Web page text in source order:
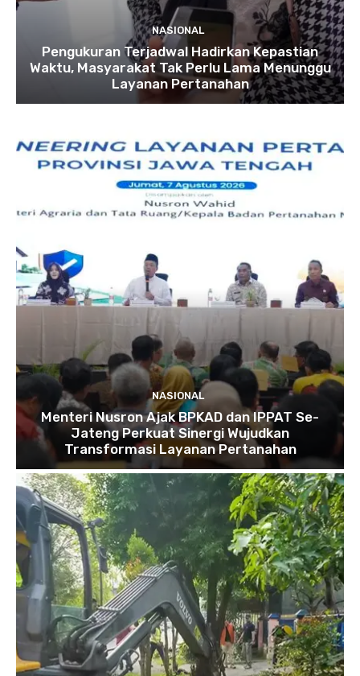
NASIONAL
Pengukuran Terjadwal Hadirkan Kepastian
Waktu, Masyarakat Tak Perlu Lama Menunggu
Layanan Pertanahan
NASIONAL
Menteri Nusron Ajak BPKAD dan IPPAT Se-
Jateng Perkuat Sinergi Wujudkan
Transformasi Layanan Pertanahan